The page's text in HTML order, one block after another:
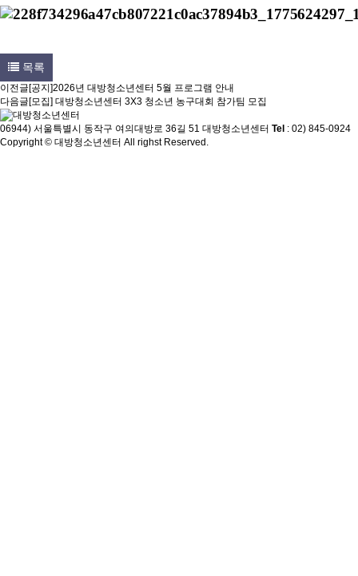
목록
이전글[공지]2026년 대방청소년센터 5월 프로그램 안내
다음글[모집] 대방청소년센터 3X3 청소년 농구대회 참가팀 모집
06944) 서울특별시 동작구 여의대방로 36길 51 대방청소년센터 Tel : 02) 845-0924
Copyright © 대방청소년센터 All righst Reserved.